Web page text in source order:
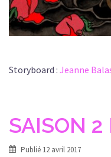
Storyboard : Jeanne
SAISON 2
Publié 12 avril 2017